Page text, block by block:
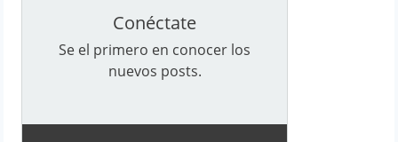
Conéctate
Se el primero en conocer los
nuevos posts.